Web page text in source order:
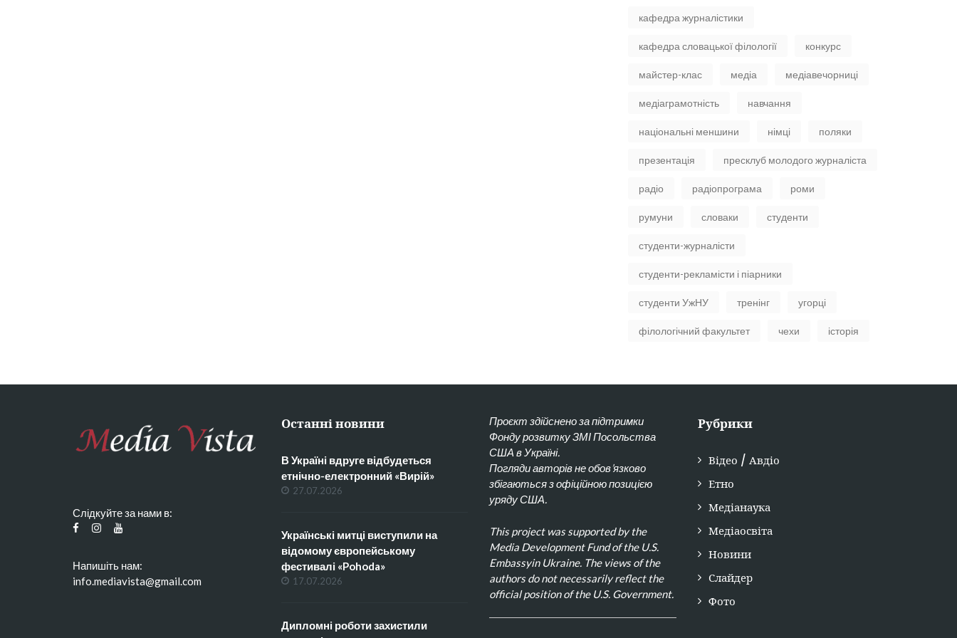
кафедра журналістики
кафедра словацької філології конкурс
майстер-клас медіа медіавечорниці
медіаграмотність навчання
національні меншини німці поляки
презентація пресклуб молодого журналіста
радіо радіопрограма роми
румуни словаки студенти
студенти-журналісти
студенти-рекламісти і піарники
студенти УжНУ тренінг угорці
філологічний факультет чехи історія
Слідкуйте за нами в:
Напишіть нам:
info.mediavista@gmail.com
Останні новини
В Україні вдруге відбудеться
етнічно-електронний «Вирій»
27.07.2026
Українські митці виступили на
відомому європейському
фестивалі «Pohoda»
17.07.2026
Дипломні роботи захистили
Проєкт здійснено за підтримки
Фонду розвитку ЗМІ Посольства
США в Україні.
Погляди авторів не обов’язково
збігаються з офіційною позицією
уряду США.
This project was supported by the
Media Development Fund of the U.S.
Embassyin Ukraine. The views of the
authors do not necessarily reflect the
official position of the U.S. Government.
Рубрики
Відео / Авдіо
Етно
Медіанаука
Медіаосвіта
Новини
Слайдер
Фото